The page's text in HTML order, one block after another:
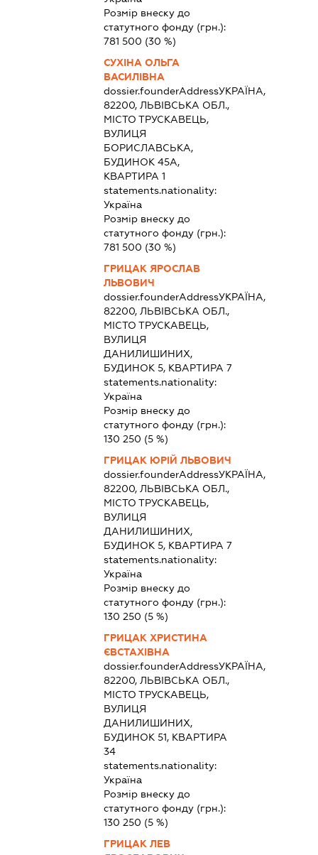
Розмір внеску до
статутного фонду (грн.):
781 500 (30 %)
СУХІНА ОЛЬГА
ВАСИЛІВНА
dossier.founderAddressУКРАЇНА,
82200, ЛЬВІВСЬКА ОБЛ.,
МІСТО ТРУСКАВЕЦЬ,
ВУЛИЦЯ
БОРИСЛАВСЬКА,
БУДИНОК 45А,
КВАРТИРА 1
statements.nationality:
Україна
Розмір внеску до
статутного фонду (грн.):
781 500 (30 %)
ГРИЦАК ЯРОСЛАВ
ЛЬВОВИЧ
dossier.founderAddressУКРАЇНА,
82200, ЛЬВІВСЬКА ОБЛ.,
МІСТО ТРУСКАВЕЦЬ,
ВУЛИЦЯ
ДАНИЛИШИНИХ,
БУДИНОК 5, КВАРТИРА 7
statements.nationality:
Україна
Розмір внеску до
статутного фонду (грн.):
130 250 (5 %)
ГРИЦАК ЮРІЙ ЛЬВОВИЧ
dossier.founderAddressУКРАЇНА,
82200, ЛЬВІВСЬКА ОБЛ.,
МІСТО ТРУСКАВЕЦЬ,
ВУЛИЦЯ
ДАНИЛИШИНИХ,
БУДИНОК 5, КВАРТИРА 7
statements.nationality:
Україна
Розмір внеску до
статутного фонду (грн.):
130 250 (5 %)
ГРИЦАК ХРИСТИНА
ЄВСТАХІВНА
dossier.founderAddressУКРАЇНА,
82200, ЛЬВІВСЬКА ОБЛ.,
МІСТО ТРУСКАВЕЦЬ,
ВУЛИЦЯ
ДАНИЛИШИНИХ,
БУДИНОК 51, КВАРТИРА
34
statements.nationality:
Україна
Розмір внеску до
статутного фонду (грн.):
130 250 (5 %)
ГРИЦАК ЛЕВ